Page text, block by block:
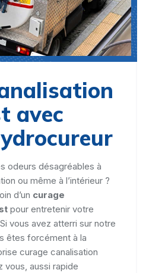
avec
odeurs désagréables à
ou même à l’intérieur ?
d’un curage
pour entretenir votre
vous avez atterri sur notre
êtes forcément à la
curage canalisation
vous, aussi rapide